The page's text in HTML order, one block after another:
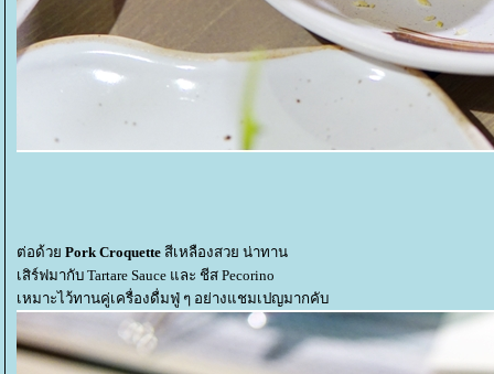
ต่อด้ว Pork Croquette สีเหลืองสวย น่าทาน
เสิร์ฟมากับ Tartare Sauce และ ชีส Pecorino
เหมาะไว้ทานคู่เครื่องดื่มฟู่ ๆ อย่างแชมเปญมากคับ